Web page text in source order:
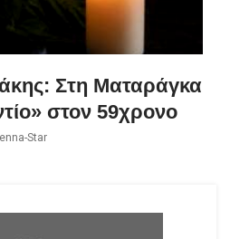
Στη Ματαράγκα
στον 59χρονο
Star